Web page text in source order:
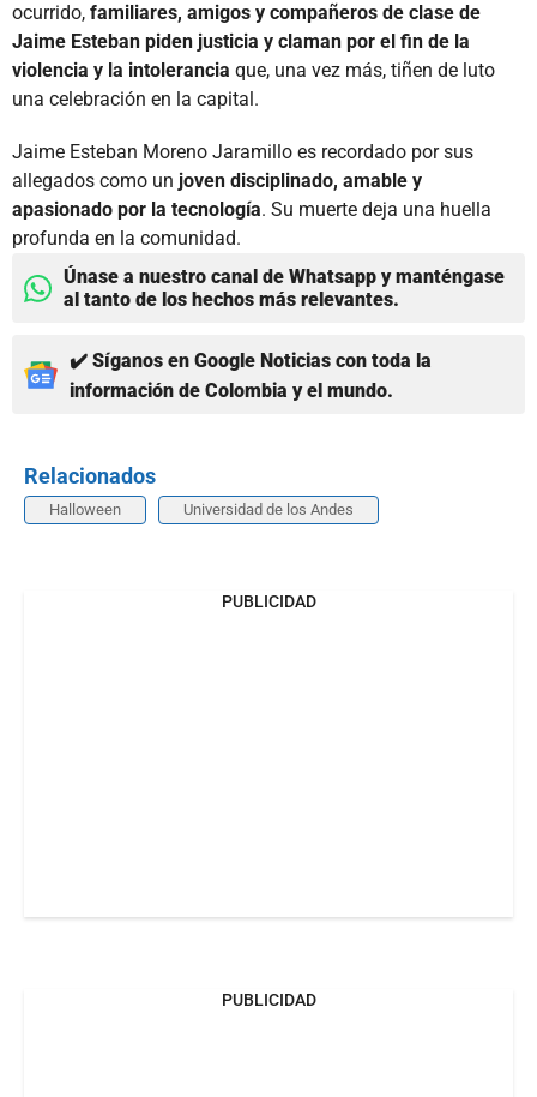
ocurrido, familiares, amigos y compañeros de clase de
Jaime Esteban piden justicia y claman por el fin de la
violencia y la intolerancia que, una vez más, tiñen de luto
una celebración en la capital.
Jaime Esteban Moreno Jaramillo es recordado por sus
allegados como un joven disciplinado, amable y
apasionado por la tecnología. Su muerte deja una huella
profunda en la comunidad.
Únase a nuestro canal de Whatsapp y manténgase
al tanto de los hechos más relevantes.
✔️ Síganos en Google Noticias con toda la
información de Colombia y el mundo.
Relacionados
Halloween Universidad de los Andes
PUBLICIDAD
PUBLICIDAD